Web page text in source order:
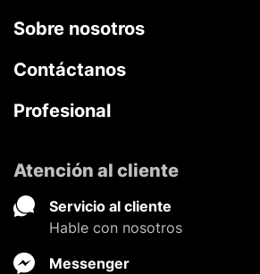
Sobre nosotros
Contáctanos
Profesional
Atención al cliente
Servicio al cliente
Hable con nosotros
Messenger